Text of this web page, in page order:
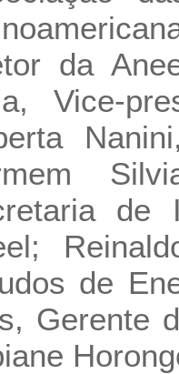
da
Vice-
de
de
Gerente